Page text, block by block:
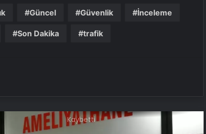
Güncel Güvenlik İnceleme
Son Dakika trafik
geçti
Köyceğiz’de Sazlık Alanda Yangın
Çıktı